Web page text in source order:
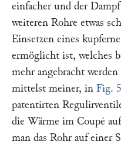
einfacher und der
weiteren Rohre etwas
Einsetzen eines
ermöglicht ist, welches
mehr angebracht
mittelst meiner, in Fig. 5
patentirten
die Wärme im Coupé
man das Rohr auf einer